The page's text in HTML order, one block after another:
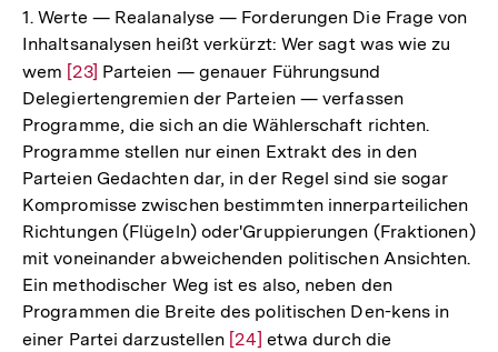
1. Werte — Realanalyse — Forderungen Die Frage von
Inhaltsanalysen heißt verkürzt: Wer sagt was wie zu
wem Zur
Auflösung
der
Fußnote
[23] Parteien — genauer Führungsund
Delegiertengremien der Parteien — verfassen
Programme, die sich an die Wählerschaft richten.
Programme stellen nur einen Extrakt des in den
Parteien Gedachten dar, in der Regel sind sie sogar
Kompromisse zwischen bestimmten innerparteilichen
Richtungen (Flügeln) oder'Gruppierungen (Fraktionen)
mit voneinander abweichenden politischen Ansichten.
Ein methodischer Weg ist es also, neben den
Programmen die Breite des politischen Den-kens in
einer Partei darzustellen Zur
[24] etwa durch die